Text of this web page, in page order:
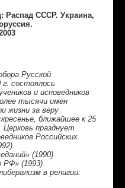
Распад СССР. Украина,
Русской
г. состоялось
и исповедников
тысячи имен
жизни за веру
ближайшее к 25
празднует
Российских.
(1990)
РФ» (1993)
в религии: